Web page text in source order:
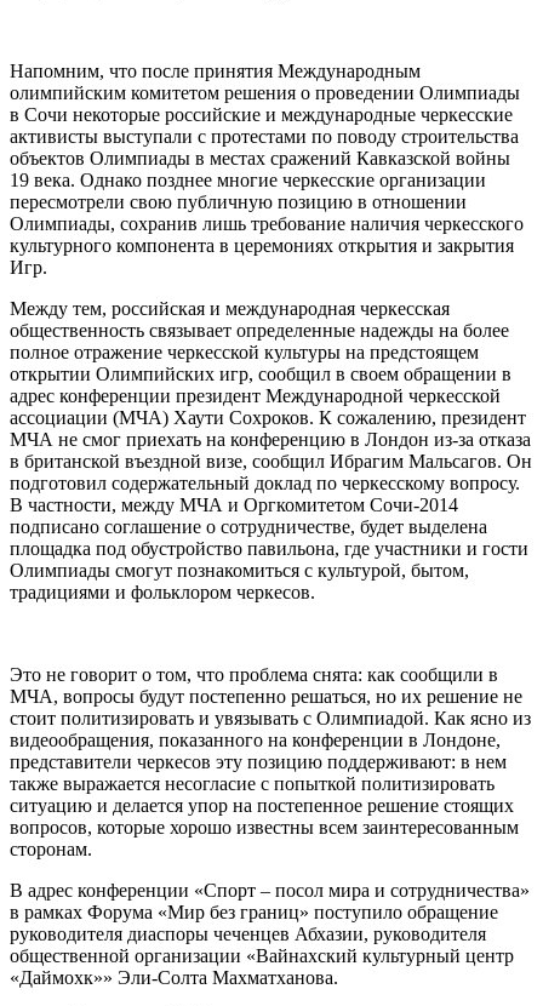
Напомним, что после принятия Международным
олимпийским комитетом решения о проведении Олимпиады
в Сочи некоторые российские и международные черкесские
активисты выступали с протестами по поводу строительства
объектов Олимпиады в местах сражений Кавказской войны
19 века. Однако позднее многие черкесские организации
пересмотрели свою публичную позицию в отношении
Олимпиады, сохранив лишь требование наличия черкесского
культурного компонента в церемониях открытия и закрытия
Игр.
Между тем, российская и международная черкесская
общественность связывает определенные надежды на более
полное отражение черкесской культуры на предстоящем
открытии Олимпийских игр, сообщил в своем обращении в
адрес конференции президент Международной черкесской
ассоциации (МЧА) Хаути Сохроков. К сожалению, президент
МЧА не смог приехать на конференцию в Лондон из-за отказа
в британской въездной визе, сообщил Ибрагим Мальсагов. Он
подготовил содержательный доклад по черкесскому вопросу.
В частности, между МЧА и Оргкомитетом Сочи-2014
подписано соглашение о сотрудничестве, будет выделена
площадка под обустройство павильона, где участники и гости
Олимпиады смогут познакомиться с культурой, бытом,
традициями и фольклором черкесов.
Это не говорит о том, что проблема снята: как сообщили в
МЧА, вопросы будут постепенно решаться, но их решение не
стоит политизировать и увязывать с Олимпиадой. Как ясно из
видеообращения, показанного на конференции в Лондоне,
представители черкесов эту позицию поддерживают: в нем
также выражается несогласие с попыткой политизировать
ситуацию и делается упор на постепенное решение стоящих
вопросов, которые хорошо известны всем заинтересованным
сторонам.
В адрес конференции «Спорт – посол мира и сотрудничества»
в рамках Форума «Мир без границ» поступило обращение
руководителя диаспоры чеченцев Абхазии, руководителя
общественной организации «Вайнахский культурный центр
«Даймохк»» Эли-Солта Махматханова.